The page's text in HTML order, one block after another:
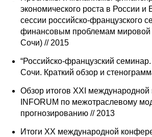
экономического роста в России и
сессии российско-французского
финансовым проблемам мировой
Сочи) // 2015
“Российско-французский
Сочи. Краткий обзор и
Обзор итогов XXI
INFORUM по межотраслевому
прогнозированию // 2013
Итоги XX международной